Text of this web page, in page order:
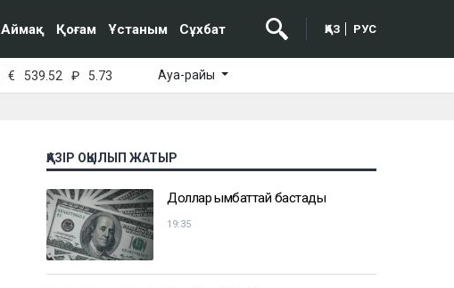
Аймақ Қоғам Ұстаным Сұхбат ҚАЗ РУС
€ 539.52 ₽ 5.73 Ауа-райы
ҚАЗІР ОҚЫЛЫП ЖАТЫР
Доллар қымбаттай бастады
19:35